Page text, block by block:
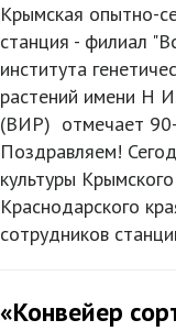
Крымская опытно-
станция - филиал
института
растений имени Н
(ВИР) отмечает
Поздравляем!
культуры
Краснодарского
сотрудников
«Конвейер